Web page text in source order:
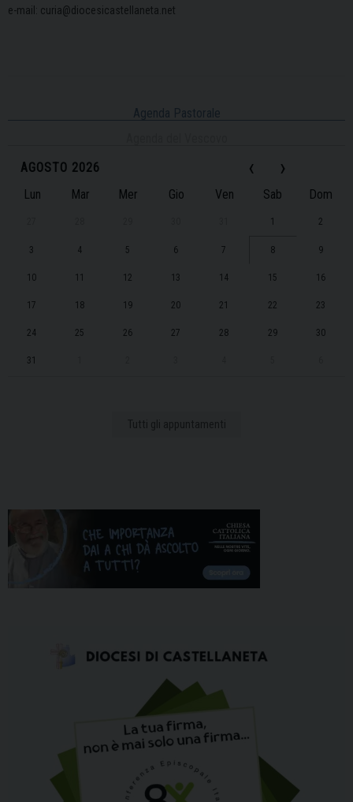
e-mail: curia@diocesicastellaneta.net
Agenda Pastorale
‹
AGOSTO 2026 ›
Lun Mar Mer Gio Ven Sab Dom
1 2
3 4 5 6 7 8 9
10 11 12 13 14 15 16
17 18 19 20 21 22 23
24 25 26 27 28 29 30
31
Tutti gli appuntamenti